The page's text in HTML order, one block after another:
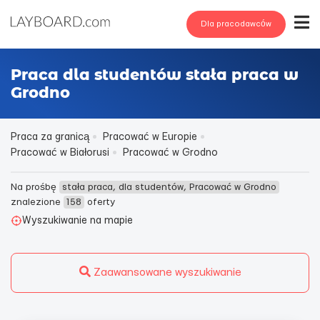
Dla pracodawców
Praca dla studentów stała praca w
Grodno
Praca za granicą
Pracować w Europie
Pracować w Białorusi
Pracować w Grodno
Na prośbę
stała praca, dla studentów, Pracować w Grodno
znalezione
158
oferty
Wyszukiwanie na mapie
Zaawansowane wyszukiwanie